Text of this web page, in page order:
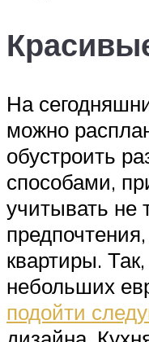
На
можно
обустроить
способами,
учитывать не
квартиры.
небольших
подойти